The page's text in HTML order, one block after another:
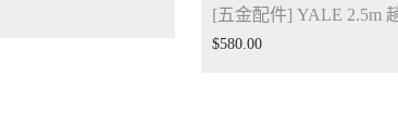
[五金配件] YALE 2.5m
$580.00